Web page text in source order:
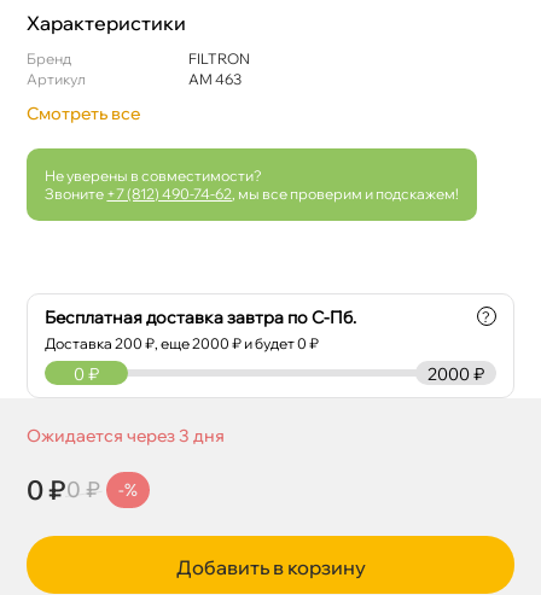
Характеристики
Бренд
FILTRON
Артикул
AM 463
Смотреть все
Не уверены в совместимости?
Звоните +7 (812) 490-74-62 , мы все проверим и подскажем!
Бесплатная доставка завтра по С-Пб.
Доставка200 ₽, еще2000 ₽ и будет 0 ₽
?
2000 ₽
0 ₽
Ожидается через 3 дня
0 ₽0 ₽ -%
Добавить в корзину